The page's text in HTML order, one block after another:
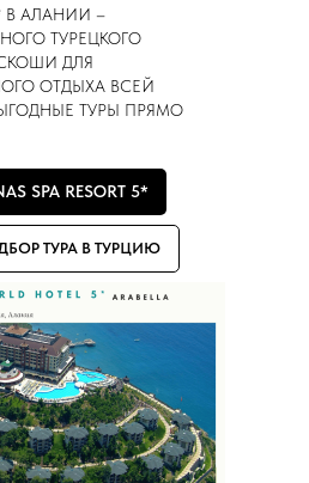
В АЛАНИИ –
ТУРЕЦКОГО
ДЛЯ
ОТДЫХА ВСЕЙ
ТУРЫ ПРЯМО
SPA RESORT 5*
ТУРА В ТУРЦИЮ